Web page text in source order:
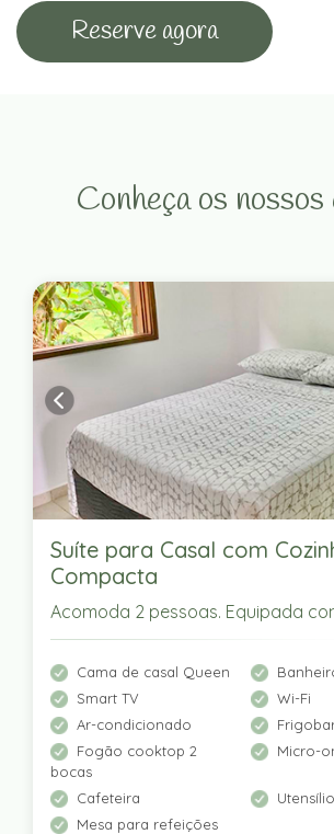
Reserve agora
Conheça os nossos
Suíte para Casal com
Compacta
Acomoda 2 pessoas. Equipada
Cama de casal Queen
Smart TV
Wi-Fi
Ar-condicionado
Fogão cooktop 2
bocas
Micro-
Cafeteira
Mesa para refeições